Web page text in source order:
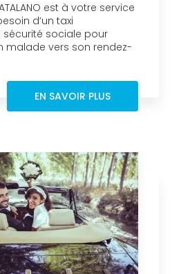
est à votre service
d’un taxi
sociale pour
malade vers son rendez-
EN SAVOIR PLUS